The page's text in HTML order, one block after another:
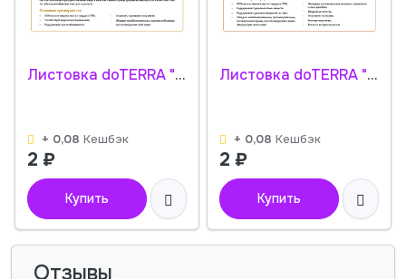
Листовка doTERRA "Кассия. Эфирное масло" 30020001
+ 0,08 Кешбэк
2 ₽
Купить
Листовка doTERRA "Корица. Эфирное масло" 30030001
+ 0,08 Кешбэк
2 ₽
Купить
Отзывы